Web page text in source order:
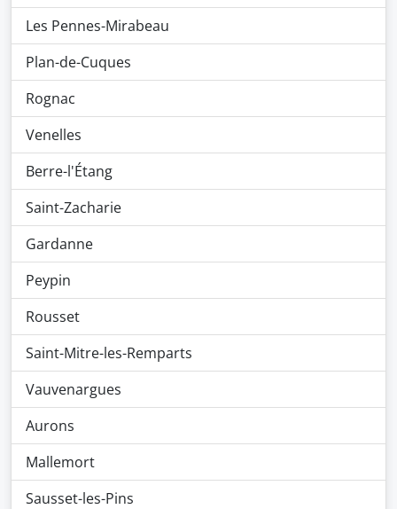
Les Pennes-Mirabeau
Plan-de-Cuques
Rognac
Venelles
Berre-l'Étang
Saint-Zacharie
Gardanne
Peypin
Rousset
Saint-Mitre-les-Remparts
Vauvenargues
Aurons
Mallemort
Sausset-les-Pins